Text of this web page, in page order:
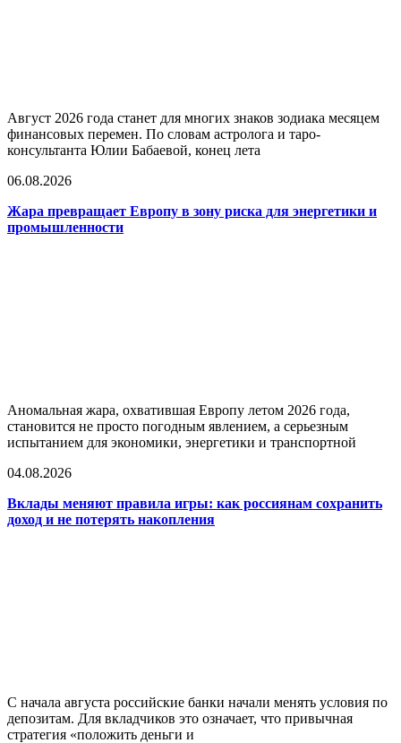
Август 2026 года станет для многих знаков зодиака месяцем
финансовых перемен. По словам астролога и таро-
консультанта Юлии Бабаевой, конец лета
06.08.2026
Жара превращает Европу в зону риска для энергетики и
промышленности
Аномальная жара, охватившая Европу летом 2026 года,
становится не просто погодным явлением, а серьезным
испытанием для экономики, энергетики и транспортной
04.08.2026
Вклады меняют правила игры: как россиянам сохранить
доход и не потерять накопления
С начала августа российские банки начали менять условия по
депозитам. Для вкладчиков это означает, что привычная
стратегия «положить деньги и